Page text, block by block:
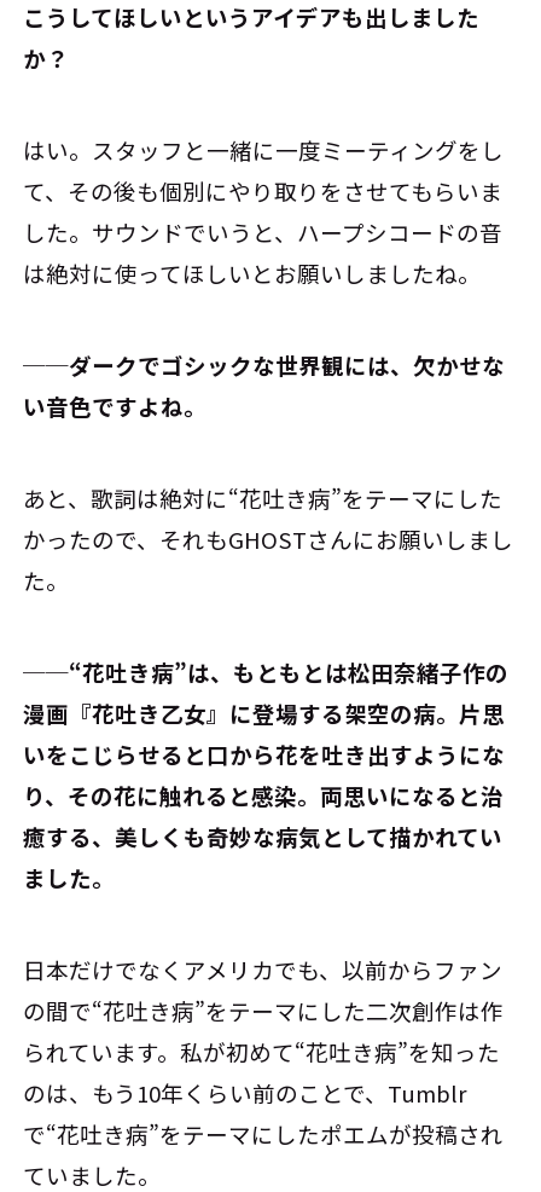
こうしてほしいというアイデアも出しました
か？
はい。スタッフと一緒に一度ミーティングをし
て、その後も個別にやり取りをさせてもらいま
した。サウンドでいうと、ハープシコードの音
は絶対に使ってほしいとお願いしましたね。
──ダークでゴシックな世界観には、欠かせな
い音色ですよね。
あと、歌詞は絶対に“花吐き病”をテーマにした
かったので、それもGHOSTさんにお願いしまし
た。
──“花吐き病”は、もともとは松田奈緒子作の
漫画『花吐き乙女』に登場する架空の病。片思
いをこじらせると口から花を吐き出すようにな
り、その花に触れると感染。両思いになると治
癒する、美しくも奇妙な病気として描かれてい
ました。
日本だけでなくアメリカでも、以前からファン
の間で“花吐き病”をテーマにした二次創作は作
られています。私が初めて“花吐き病”を知った
のは、もう10年くらい前のことで、Tumblr
で“花吐き病”をテーマにしたポエムが投稿され
ていました。